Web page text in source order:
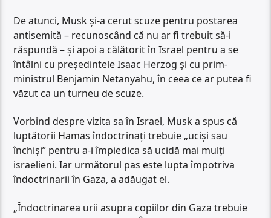
De atunci, Musk și-a cerut scuze pentru postarea
antisemită – recunoscând că nu ar fi trebuit să-i
răspundă – și apoi a călătorit în Israel pentru a se
întâlni cu președintele Isaac Herzog și cu prim-
ministrul Benjamin Netanyahu, în ceea ce ar putea fi
văzut ca un turneu de scuze.
Vorbind despre vizita sa în Israel, Musk a spus că
luptătorii Hamas îndoctrinați trebuie „uciși sau
închiși” pentru a-i împiedica să ucidă mai mulți
israelieni. Iar următorul pas este lupta împotriva
îndoctrinarii în Gaza, a adăugat el.
„Îndoctrinarea urii asupra copiilor din Gaza trebuie